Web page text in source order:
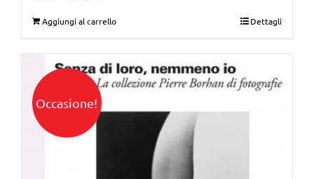
€34,00.€10,00.
Aggiungi al carrello Dettagli
Occasione!